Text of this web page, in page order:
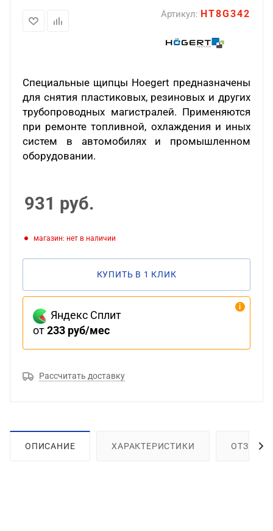
Артикул: HT8G342
Специальные щипцы Hoegert предназначены
для снятия пластиковых, резиновых и других
трубопроводных магистралей. Применяются
при ремонте топливной, охлаждения и иных
систем в автомобилях и промышленном
оборудовании.
931 руб.
Магазин: нет в наличии
КУПИТЬ В 1 КЛИК
Яндекс Сплит
от233 руб/мес
Рассчитать доставку
ОПИСАНИЕ ХАРАКТЕРИСТИКИ ОТЗЫВЫ